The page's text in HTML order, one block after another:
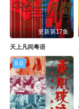
更新第17集
天上凡间粤语
8.0